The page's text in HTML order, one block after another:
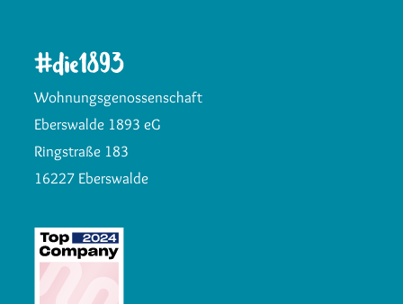
Wohnungsgenossenschaft
Eberswalde 1893 eG
Ringstraße 183
16227 Eberswalde